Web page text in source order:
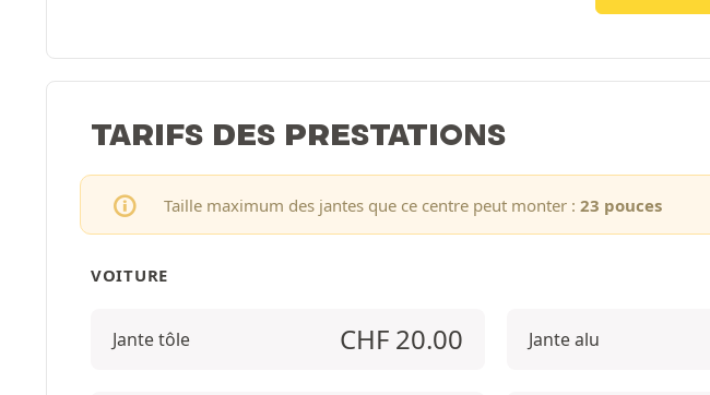
TARIFS DES PRESTATIONS
Taille maximum des jantes que ce centre peut monter : 23 pouces
VOITURE
Jante tôle CHF 20.00 Jante alu